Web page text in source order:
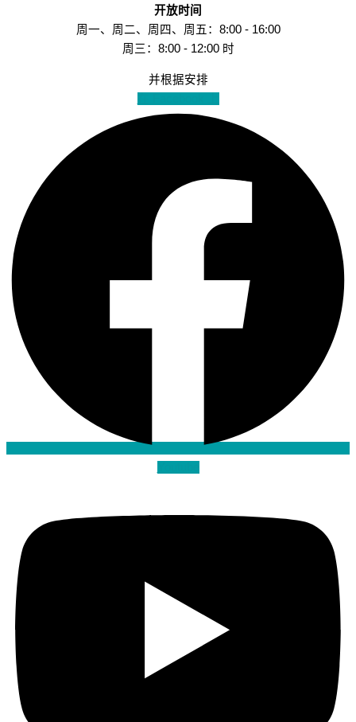
开放时间
周一、周二、周四、周五：8:00 - 16:00
周三：8:00 - 12:00 时
并根据安排